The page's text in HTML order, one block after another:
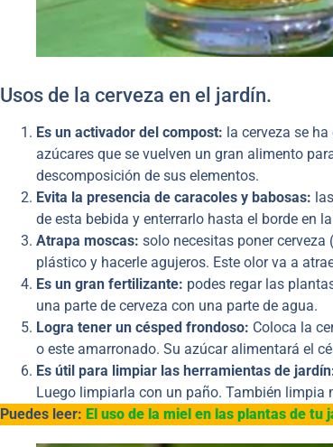
Usos de la cerveza en el jardín.
Es un activador del compost: la cerveza se
azúcares que se vuelven un gran alimento
descomposición de sus elementos.
Evita la presencia de caracoles y babosas:
de esta bebida y enterrarlo hasta el borde en
Atrapa moscas: solo necesitas poner
plástico y hacerle agujeros. Este olor va a
Es un gran fertilizante: podes regar las
una parte de cerveza con una parte de agua.
Logra tener un césped frondoso: Coloca la
o este amarronado. Su azúcar alimentará el
Es útil para limpiar las herramientas de
Luego limpiarla con un paño. También limpia
Puedes leer: El uso de la miel en las plantas de tu